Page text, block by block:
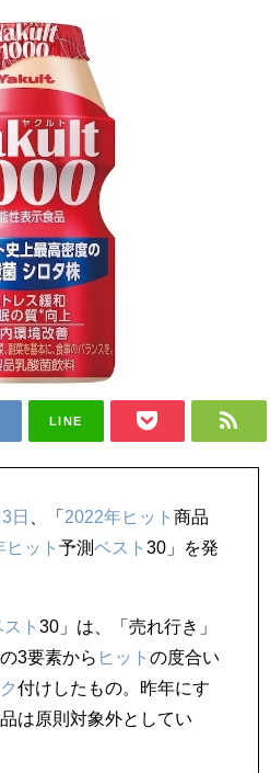
LINE
日 、「 2022年ヒット 商品
ヒット 予測ベスト 30」を発
スト 30」は、「売れ行き」
3要素から ヒット の度合い
付けしたもの。昨年にす
は原則対象外としてい